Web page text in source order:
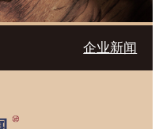
企业新闻